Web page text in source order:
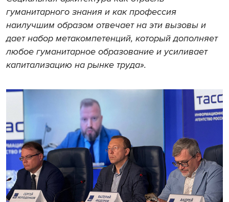
гуманитарного знания и как профессия
наилучшим образом отвечает на эти вызовы и
дает набор метакомпетенций, который дополняет
любое гуманитарное образование и усиливает
капитализацию на рынке труда».